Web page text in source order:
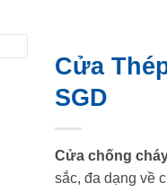
Cửa
SGD
Cửa chống
sắc, đa dạng về